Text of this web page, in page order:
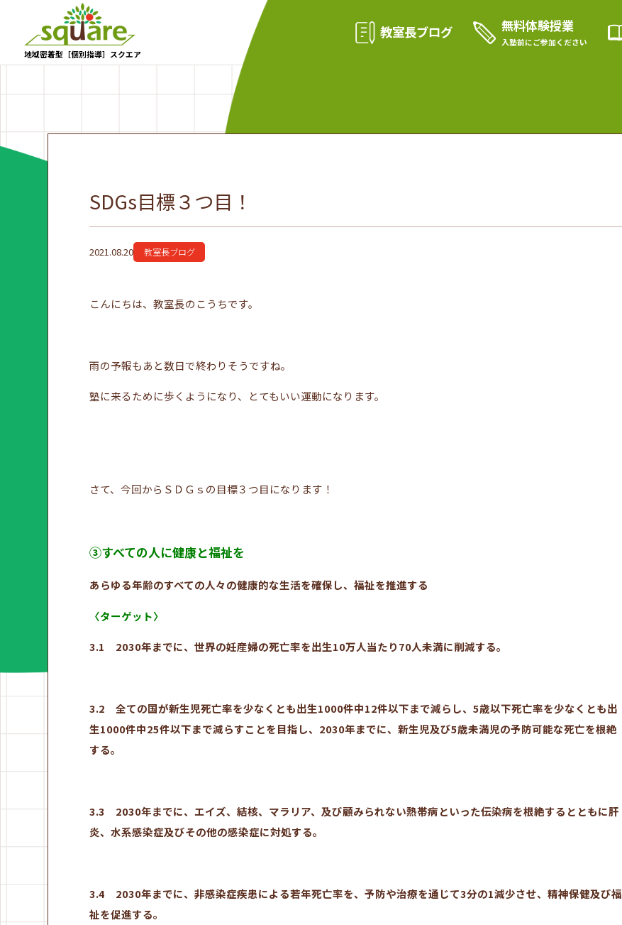
地域密着型［個別指導］スクエア
教室長ブログ 無料体験授業
入塾前にご参加ください
SDGs目標３つ目！
2021.08.20 教室長ブログ
こんにちは、教室長のこうちです。
雨の予報もあと数日で終わりそうですね。
塾に来るために歩くようになり、とてもいい運動になります。
さて、今回からＳＤＧｓの目標３つ目になります！
③すべての人に健康と福祉を
あらゆる年齢のすべての人々の健康的な生活を確保し、福祉を推進する
〈ターゲット〉
3.1 2030年までに、世界の妊産婦の死亡率を出生10万人当たり70人未満に削減する。
3.2 全ての国が新生児死亡率を少なくとも出生1000件中12件以下まで減らし、5歳以下死亡率を少なくとも出
生1000件中25件以下まで減らすことを目指し、2030年までに、新生児及び5歳未満児の予防可能な死亡を根絶
する。
3.3 2030年までに、エイズ、結核、マラリア、及び顧みられない熱帯病といった伝染病を根絶するとともに肝
炎、水系感染症及びその他の感染症に対処する。
3.4 2030年までに、非感染症疾患による若年死亡率を、予防や治療を通じて3分の1減少させ、精神保健及び福
祉を促進する。